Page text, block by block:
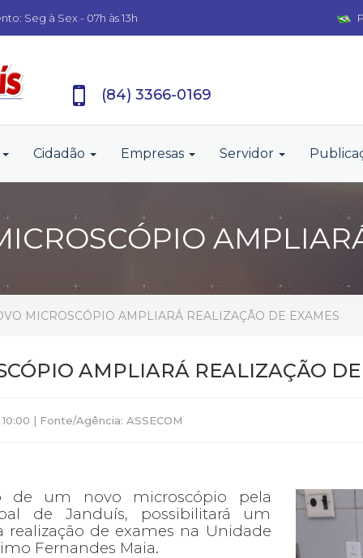
Seg à Sex - 07h às 13h
(84) 3366-0169
Cidadão Empresas Servidor
MICROSCÓPIO AMPLIARÁ REALIZAÇÃO DE EXAMES
AMPLIARÁ REALIZAÇÃO
| Fonte/Agência: ASSECOM
de um novo microscópio pela
de Janduís, possibilitará um
realização de exames na Unidade
Fernandes Maia.